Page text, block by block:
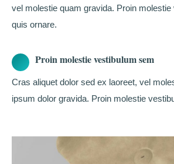
vel molestie quam gravida. Proin
quis ornare.
Proin molestie vestibulum sem
Cras aliquet dolor sed ex laoreet, vel
ipsum dolor gravida. Proin molestie